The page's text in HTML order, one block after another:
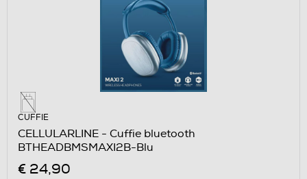
CUFFIE
CELLULARLINE - Cuffie bluetooth
BTHEADBMSMAXI2B-Blu
€ 24,90